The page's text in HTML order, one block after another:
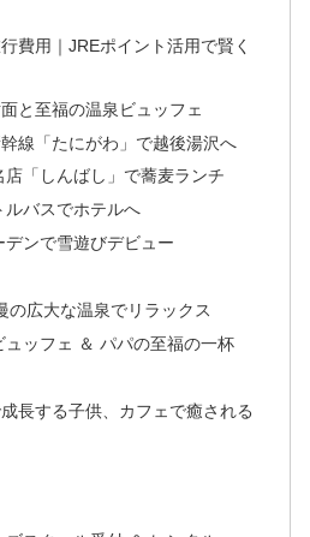
費用｜JREポイント活用で賢く
と至福の温泉ビュッフェ
線「たにがわ」で越後湯沢へ
「しんばし」で蕎麦ランチ
バスでホテルへ
ンで雪遊びデビュー
の広大な温泉でリラックス
ッフェ ＆ パパの至福の一杯
長する子供、カフェで癒される